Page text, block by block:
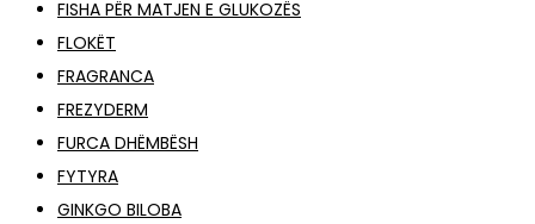
FISHA PËR MATJEN E GLUKOZËS
FLOKËT
FRAGRANCA
FREZYDERM
FURCA DHËMBËSH
FYTYRA
GINKGO BILOBA